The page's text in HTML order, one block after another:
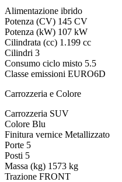
Alimentazione ibrido
Potenza (CV) 145 CV
Potenza (kW) 107 kW
Cilindrata (cc) 1.199 cc
Cilindri 3
Consumo ciclo misto 5.5
Classe emissioni EURO6D
Carrozzeria e Colore
Carrozzeria SUV
Colore Blu
Finitura vernice Metallizzato
Porte 5
Posti 5
Massa (kg) 1573 kg
Trazione FRONT